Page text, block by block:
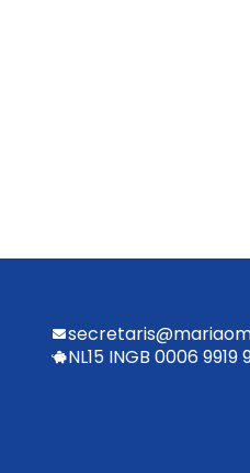
NL15 INGB 0006 9919